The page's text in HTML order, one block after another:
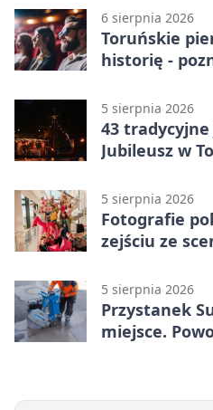
6 sierpnia 2026
Toruńskie
historię -
5 sierpnia 2026
43
Jubileusz w
5 sierpnia 2026
Fotografie
zejściu ze
5 sierpnia 2026
Przystanek
miejsce.